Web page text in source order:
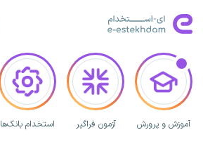
آموزش و پرورش آزمون فراگیر استخدام بانک‌ها